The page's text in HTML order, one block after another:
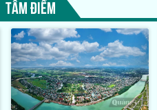
TÂM ĐIỂM